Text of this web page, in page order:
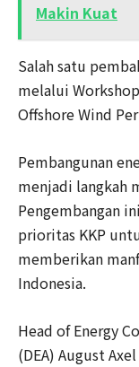
Makin Kuat
Salah satu
melalui
Offshore Wind
Pembangunan
menjadi langkah
Pengembangan
prioritas KKP
memberikan
Indonesia.
Head of Energy
(DEA) August